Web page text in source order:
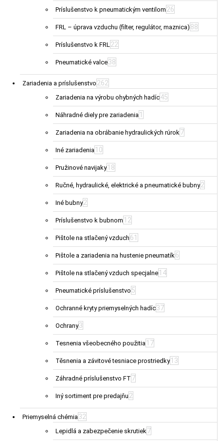
Príslušenstvo k pneumatickým ventilom 26
FRL – úprava vzduchu (filter, regulátor, maznica) 88
Príslušenstvo k FRL22
Pneumatické valce38
Zariadenia a príslušenstvo 262
Zariadenia na výrobu ohybných hadíc45
Náhradné diely pre zariadenia 1
Zariadenia na obrábanie hydraulických rúrok7
Iné zariadenia 10
Pružinové navijaky 18
Ručné, hydraulické, elektrické a pneumatické bubny2
Iné bubny2
Príslušenstvo k bubnom 12
Pištole na stlačený vzduch 61
Pištole a zariadenia na hustenie pneumatík6
Pištole na stlačený vzduch specjalne 14
Pneumatické príslušenstvo 5
Ochranné kryty priemyselných hadíc37
Ochrany3
Tesnenia všeobecného použitia 17
Těsnenia a závitové tesniace prostriedky 13
Záhradné príslušenstvo FT 7
Iný sortiment pre predajňu 2
Priemyselná chémia32
Lepidlá a zabezpečenie skrutiek7